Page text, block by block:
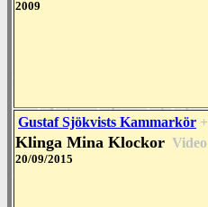
2009
Gustaf Sjökvists Kammarkör +
Klinga Mina Klockor Video
20/09/2015